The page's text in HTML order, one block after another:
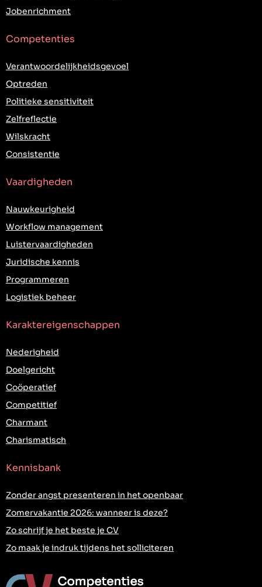
Jobenrichment
Competenties
Verantwoordelijkheidsgevoel
Optreden
Politieke sensitiviteit
Zelfreflectie
Wilskracht
Consistentie
Vaardigheden
Nauwkeurigheid
Workflow management
Luistervaardigheden
Juridische kennis
Programmeren
Logistiek beheer
Karaktereigenschappen
Nederigheid
Doelgericht
Coöperatief
Competitief
Charmant
Charismatisch
Kennisbank
Zonder angst presenteren in het openbaar
Zomervakantie 2026: wanneer is deze?
Zo schrijf je het beste je CV
Zo maak je indruk tijdens het solliciteren